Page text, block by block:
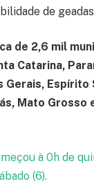
de
de 2,6 mil
Catarina,
Gerais, Espírito
Mato Grosso
à 0h de
(6).